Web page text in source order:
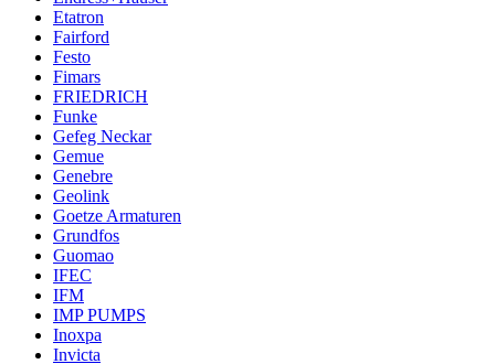
Etatron
Fairford
Festo
Fimars
FRIEDRICH
Funke
Gefeg Neckar
Gemue
Genebre
Geolink
Goetze Armaturen
Grundfos
Guomao
IFEC
IFM
IMP PUMPS
Inoxpa
Invicta